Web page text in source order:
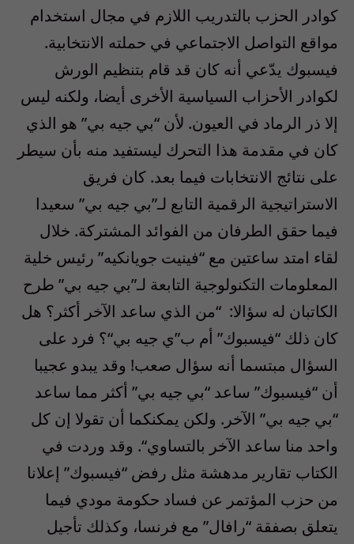
كوادر الحزب بالتدريب اللازم في مجال استخدام
مواقع التواصل الاجتماعي في حملته الانتخابية.
فيسبوك يدّعي أنه كان قد قام بتنظيم الورش
لكوادر الأحزاب السياسية الأخرى أيضا، ولكنه ليس
إلا ذر الرماد في العيون. لأن “بي جيه بي” هو الذي
كان في مقدمة هذا التحرك ليستفيد منه بأن سيطر
على نتائج الانتخابات فيما بعد. كان فريق
الاستراتيجية الرقمية التابع لـ”بي جيه بي” سعيدا
فيما حقق الطرفان من الفوائد المشتركة. خلال
لقاء امتد ساعتين مع “فينيت جويانكيه” رئيس خلية
المعلومات التكنولوجية التابعة لـ”بي جيه بي” طرح
الكاتبان له سؤالا: “من الذي ساعد الآخر أكثر؟ هل
كان ذلك “فيسبوك” أم ب”ي جيه بي“؟ فرد على
السؤال مبتسما أنه سؤال صعب! وقد يبدو عجيبا
أن “فيسبوك” ساعد “بي جيه بي” أكثر مما ساعد
“بي جيه بي” الآخر. ولكن يمكنكما أن تقولا إن كل
واحد منا ساعد الآخر بالتساوي“. وقد وردت في
الكتاب تقارير مدهشة مثل رفض “فيسبوك” إعلانا
من حزب المؤتمر عن فساد حكومة مودي فيما
يتعلق بصفقة “رافال” مع فرنسا، وكذلك تأجيل